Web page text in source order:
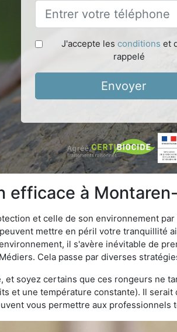
J'accepte les conditions et
rappelé
Envoyer
efficace à
et celle de son environnement par
mettre en péril votre tranquillité
il s'avère inévitable de
Cela passe par diverses
soyez certains que ces rongeurs ne
et une température constante). Il
vous permettre aux